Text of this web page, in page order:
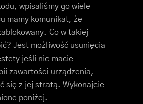
wpisaliśmy go wiele
mamy komunikat, że
Co w takiej
Jest możliwość usunięcia
jeśli nie macie
zawartości urządzenia,
się z jej stratą. Wykonajcie
poniżej.